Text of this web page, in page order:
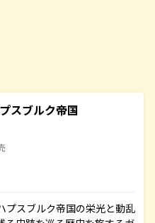
スブルク帝国
プスブルク帝国の栄光と動乱